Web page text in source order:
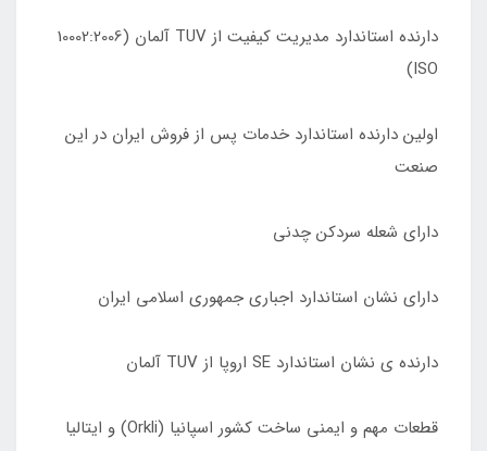
دارنده استاندارد مدیریت کیفیت از TUV آلمان (10002:2006
ISO)
اولین دارنده استاندارد خدمات پس از فروش ایران در این
صنعت
دارای شعله سردکن چدنی
دارای نشان استاندارد اجباری جمهوری اسلامی ایران
دارنده ی نشان استاندارد SE اروپا از TUV آلمان
قطعات مهم و ایمنی ساخت کشور اسپانیا (Orkli) و ایتالیا